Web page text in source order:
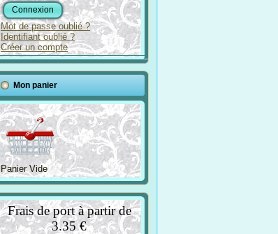
Mot de passe oublié ?
Identifiant oublié ?
Créer un compte
Mon panier
Panier Vide
Frais de port à partir de
3.35 €